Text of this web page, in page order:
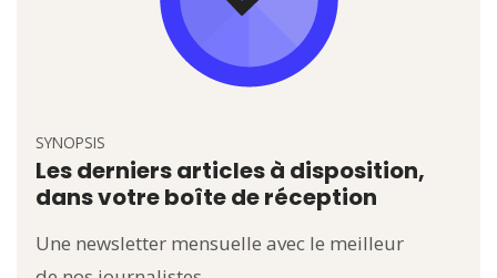
SYNOPSIS
Les derniers articles à disposition,
dans votre boîte de réception
Une newsletter mensuelle avec le meilleur